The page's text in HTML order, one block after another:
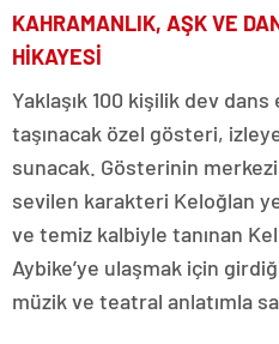
KAHRAMANLIK, AŞK VE
HİKAYESİ
Yaklaşık 100 kişilik dev
taşınacak özel gösteri,
sunacak. Gösterinin
sevilen karakteri Keloğlan
ve temiz kalbiyle tanınan
Aybike’ye ulaşmak için
müzik ve teatral anlatımla